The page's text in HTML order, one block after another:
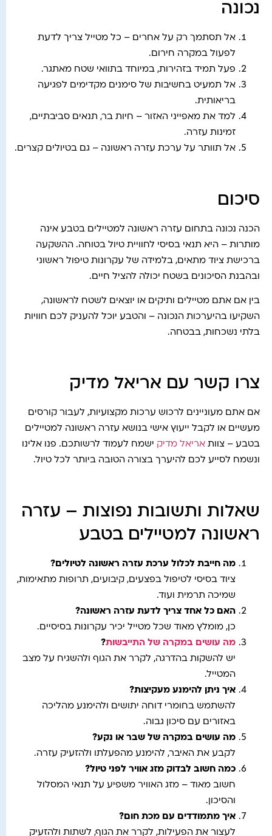
נכונה
אל תסתמך רק על אחרים – כל מטייל צריך לדעת
לפעול במקרה חירום.
פעל תמיד בזהירות, במיוחד בתוואי שטח מאתגר.
אל תמעיט בחשיבות של סימנים מקדימים לפגיעה
בריאותית.
למד את מאפייני האזור – חיות בר, תנאים סביבתיים,
זמינות עזרה.
אל תוותר על ערכת עזרה ראשונה – גם בטיולים קצרים.
סיכום
הכנה נכונה בתחום עזרה ראשונה למטיילים בטבע אינה
מותרות – היא תנאי בסיסי לחוויית טיול בטוחה. ההשקעה
ברכישת ציוד מתאים, בלמידה של עקרונות טיפול ראשוני
ובהבנת הסיכונים בשטח יכולה להציל חיים.
בין אם אתם מטיילים ותיקים או יוצאים לשטח לראשונה,
השקיעו בהיערכות הנכונה – והטבע יוכל להעניק לכם חוויות
בלתי נשכחות, בבטחה.
צרו קשר עם אריאל מדיק
אם אתם מעוניינים לרכוש ערכות מקצועיות, לעבור קורסים
מעשיים או לקבל ייעוץ אישי בנושא עזרה ראשונה למטיילים
בטבע – צוות אריאל מדיק ישמח לעמוד לרשותכם. פנו אלינו
ונשמח לסייע לכם להיערך בצורה הטובה ביותר לכל טיול.
שאלות ותשובות נפוצות – עזרה
ראשונה למטיילים בטבע
מה חייבת לכלול ערכת עזרה ראשונה לטיולים?
ציוד בסיסי לטיפול בפצעים, קיבועים, תרופות מתאימות,
שמיכה תרמית ועוד.
האם כל אחד צריך לדעת עזרה ראשונה?
כן, מומלץ מאוד שכל מטייל יכיר עקרונות בסיסיים.
מה עושים במקרה של התייבשות?
יש להשקות בהדרגה, לקרר את הגוף ולהשגיח על מצב
המטייל.
איך ניתן להימנע מעקיצות?
להשתמש בחומרי דוחה יתושים ולהימנע מהליכה
באזורים עם סיכון גבוה.
מה עושים במקרה של שבר או נקע?
לקבע את האיבר, להימנע מהפעלתו ולהזעיק עזרה.
כמה חשוב לבדוק מזג אוויר לפני טיול?
חשוב מאוד – מזג האוויר משפיע על תנאי המסלול
והסיכון.
איך מתמודדים עם מכת חום?
לעצור את הפעילות, לקרר את הגוף, לשתות ולהזעיק